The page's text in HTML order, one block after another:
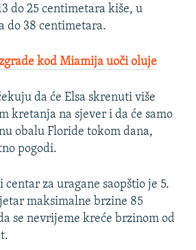
do 25 centimetara kiše, u
do 38 centimetara.
kod Miamija uoči oluje
da će Elsa skrenuti više
kretanja na sjever i da će samo
obalu Floride tokom dana,
pogodi.
za uragane saopštio je 5.
maksimalne brzine 85
se nevrijeme kreće brzinom od